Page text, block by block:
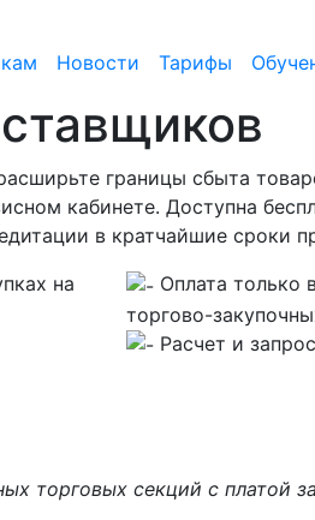
Новости Тарифы
границы сбыта
кабинете. Доступна
в кратчайшие сроки
на
Оплата только
торгово-
Расчет и
торговых секций с платой